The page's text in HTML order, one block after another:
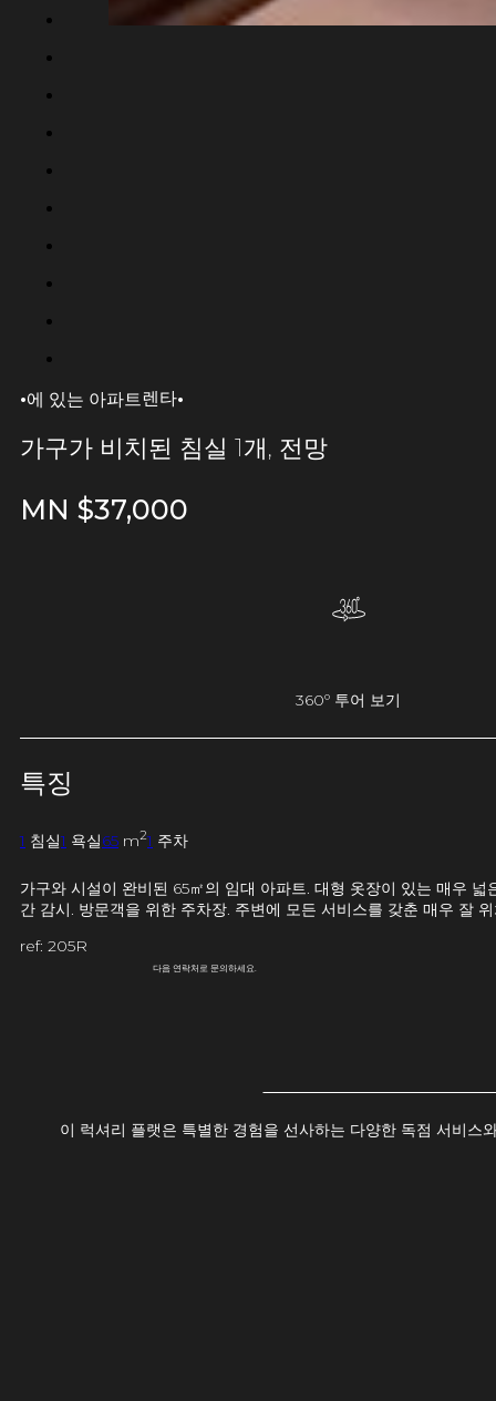
·에 있는 아파트렌타·
가구가 비치된 침실 1개, 전망
MN $37,000
360º 투어 보기
특징
1 침실1 욕실65 m21 주차
가구와 시설이 완비된 65㎡의 임대 아파트. 대형 옷장이 있는 매우
간 감시. 방문객을 위한 주차장. 주변에 모든 서비스를 갖춘 매우 잘
ref: 205R
다음 연락처로 문의하세요.
이 럭셔리 플랫은 특별한 경험을 선사하는 다양한 독점 서비스